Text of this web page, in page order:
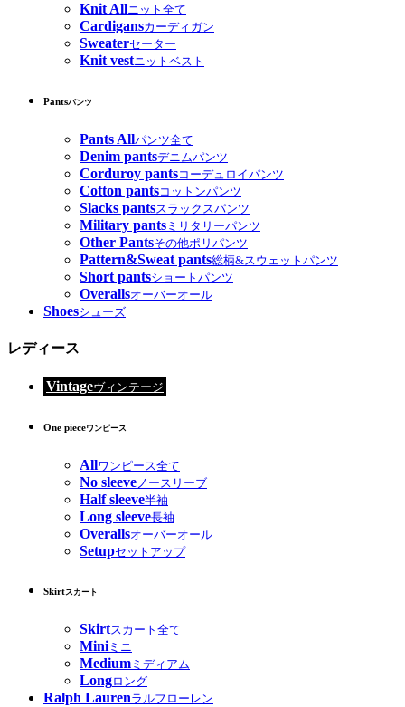
Knit Allニット全て
Cardigansカーディガン
Sweaterセーター
Knit vestニットベスト
Pantsパンツ
Pants Allパンツ全て
Denim pantsデニムパンツ
Corduroy pantsコーデュロイパンツ
Cotton pantsコットンパンツ
Slacks pantsスラックスパンツ
Military pants ミリタリーパンツ
Other Pantsその他ポリパンツ
Pattern&Sweat pants総柄&スウェットパンツ
Short pantsショートパンツ
Overallsオーバーオール
Shoesシューズ
レディース
Vintageヴィンテージ
One pieceワンピース
Allワンピース全て
No sleeve ノースリーブ
Half sleeve半袖
Long sleeve長袖
Overallsオーバーオール
Setupセットアップ
Skirtスカート
Skirtスカート全て
Miniミニ
Medium ミディアム
Longロング
Ralph Laurenラルフローレン